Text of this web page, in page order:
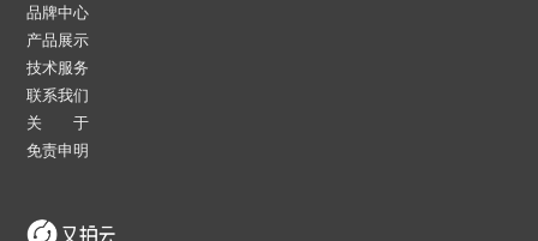
品牌中心
产品展示
技术服务
联系我们
关 于
免责申明